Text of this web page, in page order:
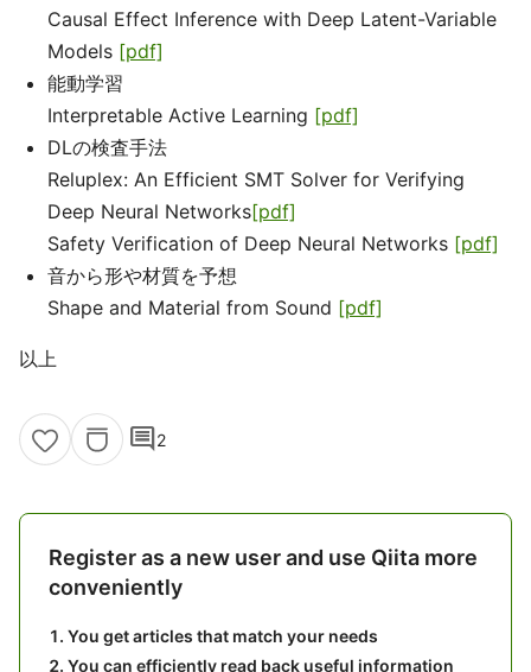
Causal Effect Inference with Deep Latent-Variable
Models [pdf]
能動学習
Interpretable Active Learning [pdf]
DLの検査手法
Reluplex: An Efficient SMT Solver for Verifying
Deep Neural Networks[pdf]
Safety Verification of Deep Neural Networks [pdf]
音から形や材質を予想
Shape and Material from Sound [pdf]
以上
comment2
Register as a new user and use Qiita more
conveniently
You get articles that match your needs
You can efficiently read back useful information